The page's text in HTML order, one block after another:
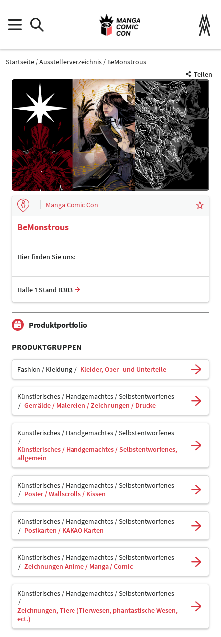
Startseite Ausstellerverzeichnis
BeMonstrous
Teilen
Manga Comic Con
BeMonstrous
Hier finden Sie uns:
Halle 1 Stand B303
Produktportfolio
PRODUKTGRUPPEN
Fashion / Kleidung Kleider, Ober- und Unterteile
Künstlerisches / Handgemachtes / Selbstentworfenes
Gemälde / Malereien / Zeichnungen / Drucke
Künstlerisches / Handgemachtes / Selbstentworfenes
Künstlerisches / Handgemachtes / Selbstentworfenes,
allgemein
Künstlerisches / Handgemachtes / Selbstentworfenes
Poster / Wallscrolls / Kissen
Künstlerisches / Handgemachtes / Selbstentworfenes
Postkarten / KAKAO Karten
Künstlerisches / Handgemachtes / Selbstentworfenes
Zeichnungen Anime / Manga / Comic
Künstlerisches / Handgemachtes / Selbstentworfenes
Zeichnungen, Tiere (Tierwesen, phantastische Wesen,
ect.)